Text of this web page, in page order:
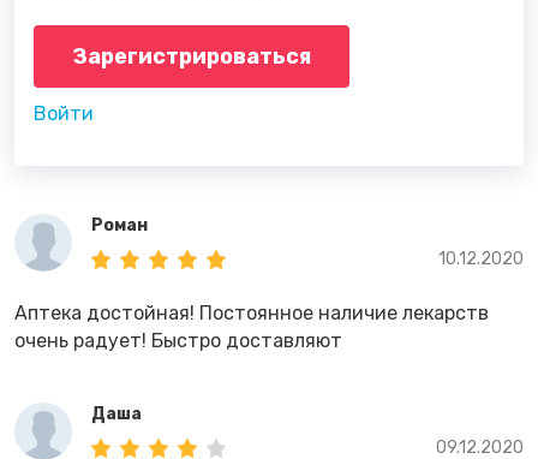
Зарегистрироваться
Войти
Роман
10.12.2020
Аптека достойная! Постоянное наличие лекарств
очень радует! Быстро доставляют
Даша
09.12.2020